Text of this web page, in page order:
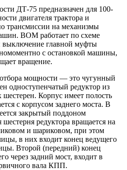
ДТ-75 предназначен для 100-
двигателя трактора и
трансмиссии на механизмы
ВОМ работает по схеме
выключение главной муфты
с остановкой машины,
вращение.
мощности — это чугунный
одноступенчатый редуктор из
Корпус имеет полость
с корпусом заднего моста. В
закрытый поддоном
редуктора вращается на
и шариковом, при этом
в них входит конец ведущего
Второй (передний) конец
через задний мост, входит в
вала КПП.